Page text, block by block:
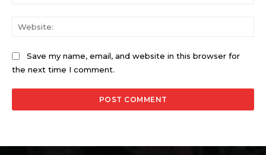
Save my name, email, and website in this browser for
the next time I comment.